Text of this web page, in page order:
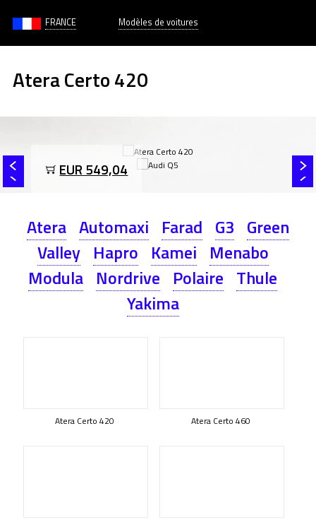
FRANCE Modèles de voitures
Atera Certo 420
EUR 549,04
Atera Automaxi Farad G3 Green
Valley Hapro Kamei Menabo
Modula Nordrive Polaire Thule
Yakima
Atera Certo 420 Atera Certo 460